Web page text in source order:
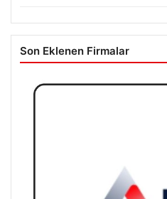
Son Eklenen Firmalar